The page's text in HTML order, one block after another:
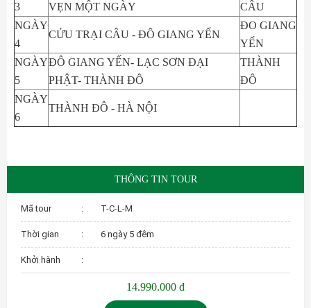
3
VẸN MỘT NGÀY
CÂU
NGÀY
4
CỬU TRẠI CÂU - ĐÔ GIANG YẾN
ĐO GIANG
YẾN
NGÀY
5
ĐÔ GIANG YẾN- LẠC SƠN ĐẠI
PHẬT- THÀNH ĐÔ
THÀNH
ĐÔ
NGÀY
6
THÀNH ĐÔ - HÀ NỘI
THÔNG TIN TOUR
Mã tour : T-C-L-M
Thời gian : 6 ngày 5 đêm
Khởi hành :
14.990.000 đ